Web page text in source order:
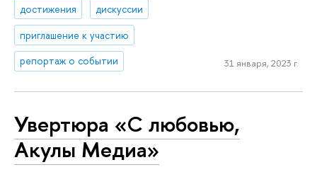
достижения
дискуссии
приглашение к участию
репортаж о событии
31 января, 2023 г.
Увертюра «С любовью,
Акулы Медиа»